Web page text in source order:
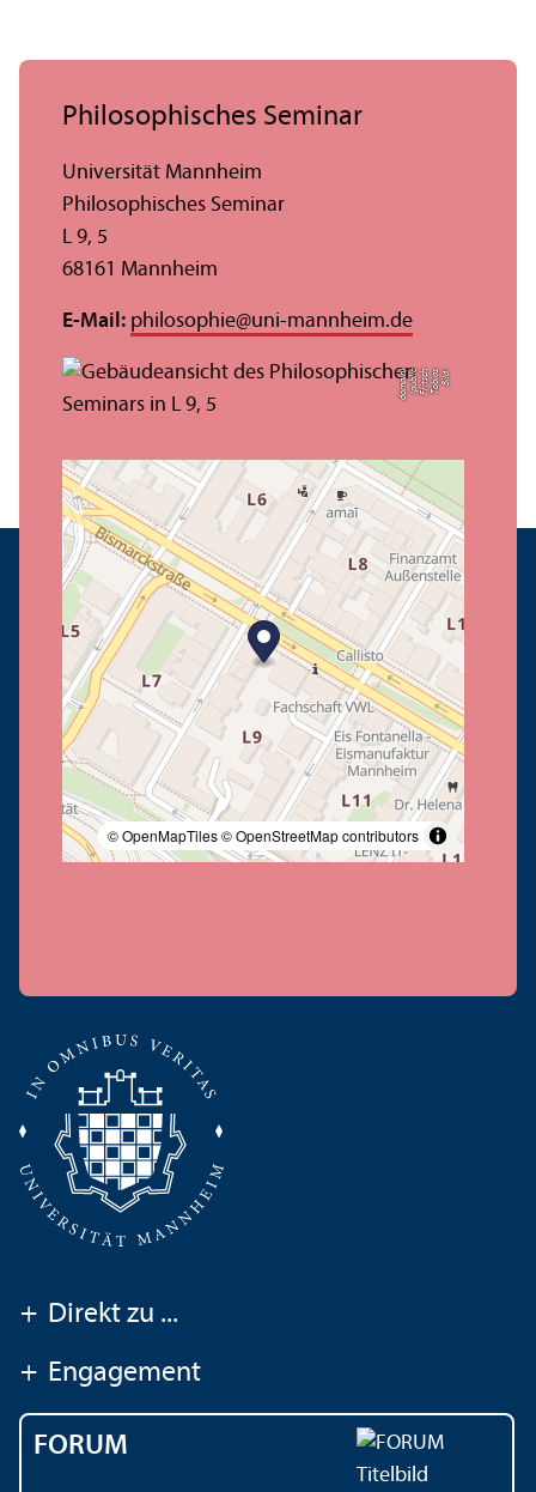
Bil
d:
T
o
bi
a
s
F
ri
t
s
c
h
(
p
u
bli
c
d
o
m
ai
n)
© OpenMapTiles© OpenStreetMap contributors
Philosophisches Seminar
Universität Mannheim
Philosophisches Seminar
L 9, 5
68161 Mannheim
E-Mail: philosophie@uni-mannheim.de
+ Direkt zu ...
+ Engagement
FORUM